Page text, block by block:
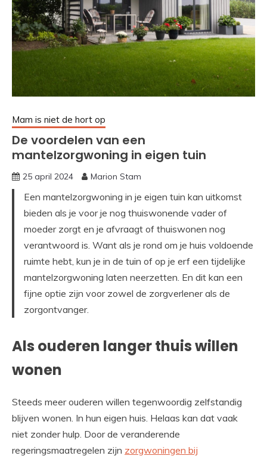
Mam is niet de hort op
De voordelen van een
mantelzorgwoning in eigen tuin
25 april 2024 Marion Stam
Een mantelzorgwoning in je eigen tuin kan uitkomst
bieden als je voor je nog thuiswonende vader of
moeder zorgt en je afvraagt of thuiswonen nog
verantwoord is. Want als je rond om je huis voldoende
ruimte hebt, kun je in de tuin of op je erf een tijdelijke
mantelzorgwoning laten neerzetten. En dit kan een
fijne optie zijn voor zowel de zorgverlener als de
zorgontvanger.
Als ouderen langer thuis willen
wonen
Steeds meer ouderen willen tegenwoordig zelfstandig
blijven wonen. In hun eigen huis. Helaas kan dat vaak
niet zonder hulp. Door de veranderende
regeringsmaatregelen zijn zorgwoningen bij